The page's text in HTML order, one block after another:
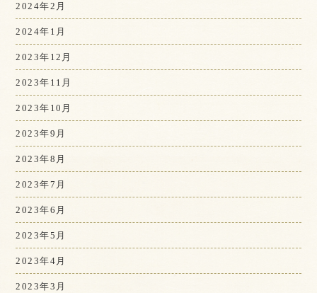
2024年2月
2024年1月
2023年12月
2023年11月
2023年10月
2023年9月
2023年8月
2023年7月
2023年6月
2023年5月
2023年4月
2023年3月